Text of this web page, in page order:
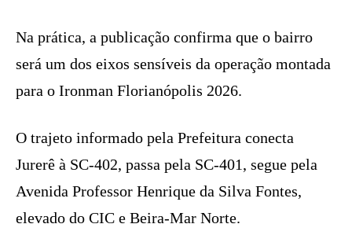
Na prática, a publicação confirma que o bairro
será um dos eixos sensíveis da operação montada
para o Ironman Florianópolis 2026.
O trajeto informado pela Prefeitura conecta
Jurerê à SC-402, passa pela SC-401, segue pela
Avenida Professor Henrique da Silva Fontes,
elevado do CIC e Beira-Mar Norte.